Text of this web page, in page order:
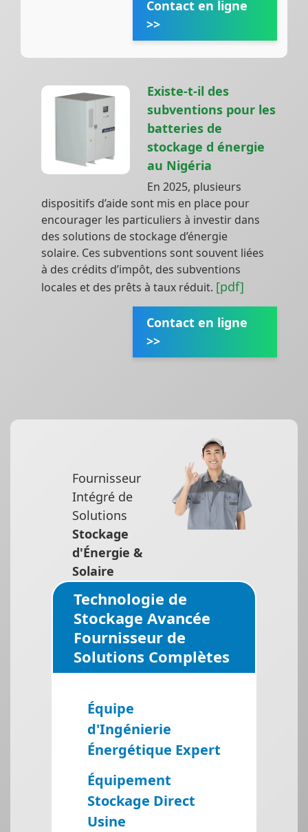
Contact en ligne
>>
Existe-t-il des
subventions pour les
batteries de
stockage d énergie
au Nigéria
En 2025, plusieurs
dispositifs d’aide sont mis en place pour
encourager les particuliers à investir dans
des solutions de stockage d’énergie
solaire. Ces subventions sont souvent liées
à des crédits d’impôt, des subventions
locales et des prêts à taux réduit. [pdf]
Contact en ligne
>>
Fournisseur
Intégré de
Solutions
Stockage
d'Énergie &
Solaire
Technologie de
Stockage Avancée
Fournisseur de
Solutions Complètes
Équipe
d'Ingénierie
Énergétique Expert
Équipement
Stockage Direct
Usine